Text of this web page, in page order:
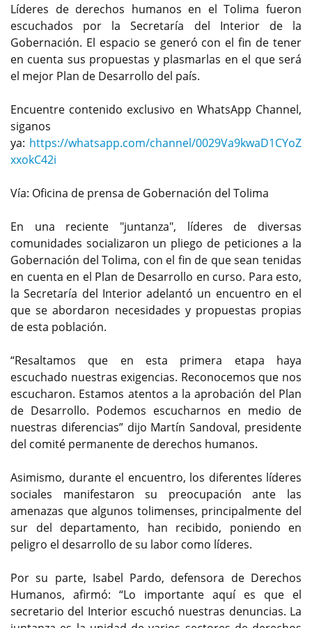
Líderes de derechos humanos en el Tolima fueron
escuchados por la Secretaría del Interior de la
Gobernación. El espacio se generó con el fin de tener
en cuenta sus propuestas y plasmarlas en el que será
el mejor Plan de Desarrollo del país.
Encuentre contenido exclusivo en WhatsApp Channel,
siganos
ya: https://whatsapp.com/channel/0029Va9kwaD1CYoZ
xxokC42i
Vía: Oficina de prensa de Gobernación del Tolima
En una reciente "juntanza", líderes de diversas
comunidades socializaron un pliego de peticiones a la
Gobernación del Tolima, con el fin de que sean tenidas
en cuenta en el Plan de Desarrollo en curso. Para esto,
la Secretaría del Interior adelantó un encuentro en el
que se abordaron necesidades y propuestas propias
de esta población.
“Resaltamos que en esta primera etapa haya
escuchado nuestras exigencias. Reconocemos que nos
escucharon. Estamos atentos a la aprobación del Plan
de Desarrollo. Podemos escucharnos en medio de
nuestras diferencias” dijo Martín Sandoval, presidente
del comité permanente de derechos humanos.
Asimismo, durante el encuentro, los diferentes líderes
sociales manifestaron su preocupación ante las
amenazas que algunos tolimenses, principalmente del
sur del departamento, han recibido, poniendo en
peligro el desarrollo de su labor como líderes.
Por su parte, Isabel Pardo, defensora de Derechos
Humanos, afirmó: “Lo importante aquí es que el
secretario del Interior escuchó nuestras denuncias. La